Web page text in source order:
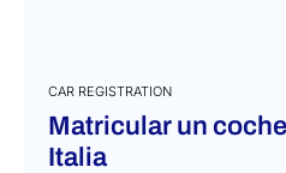
CAR REGISTRATION
Matricular un
Italia